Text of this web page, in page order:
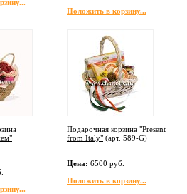
Положить в корзину...
Подарочная корзина "Present
from Italy" (арт. 589-G)
Цена: 6500 руб.
Положить в корзину...